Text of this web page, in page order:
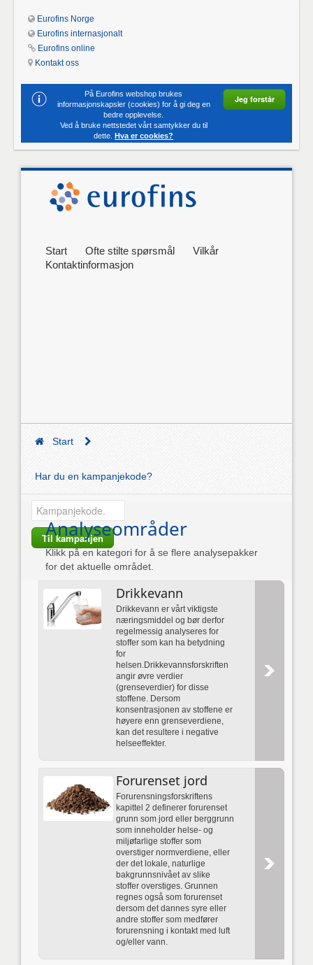
Eurofins Norge
Eurofins internasjonalt
Eurofins online
Kontakt oss
På Eurofins webshop brukes
informasjonskapsler (cookies) for å gi deg en
bedre opplevelse.
Ved å bruke nettstedet vårt samtykker du til
dette.Hva er cookies?
Jeg forstår
Start Ofte stilte spørsmål
Vilkår
Kontaktinformasjon
Start
Har du en kampanjekode?
Til kampanjen
Analyseområder
Klikk på en kategori for å se flere analysepakker
for det aktuelle området.
Drikkevann
Drikkevann er vårt viktigste
næringsmiddel og bør derfor
regelmessig analyseres for
stoffer som kan ha betydning
for
helsen.Drikkevannsforskriften
angir øvre verdier
(grenseverdier) for disse
stoffene. Dersom
konsentrasjonen av stoffene er
høyere enn grenseverdiene,
kan det resultere i negative
helseeffekter.
Forurenset jord
Forurensningsforskriftens
kapittel 2 definerer forurenset
grunn som jord eller berggrunn
som inneholder helse- og
miljøfarlige stoffer som
overstiger normverdiene, eller
der det lokale, naturlige
bakgrunnsnivået av slike
stoffer overstiges. Grunnen
regnes også som forurenset
dersom det dannes syre eller
andre stoffer som medfører
forurensning i kontakt med luft
og/eller vann.